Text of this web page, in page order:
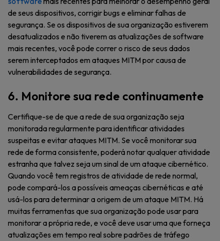
de seus dispositivos, corrigir bugs e eliminar falhas de
segurança. Se os dispositivos de sua organização estiverem
desatualizados e não tiverem as atualizações de software
mais recentes, você pode correr o risco de seus dados
serem interceptados em ataques MITM por causa de
vulnerabilidades de segurança.
6. Monitore sua rede continuamente
Certifique-se de que a rede de sua organização seja
monitorada regularmente para identificar atividades
suspeitas e evitar ataques MITM. Se você monitorar sua
rede de forma consistente, poderá notar qualquer atividade
estranha que talvez seja um sinal de um ataque cibernético.
Quando você tem registros de atividade de rede normal,
pode compará-los a possíveis ameaças cibernéticas e até
usá-los para determinar a origem de um ataque MITM. Há
muitas ferramentas que sua organização pode usar para
monitorar a própria rede, e você deve usar uma que forneça
atualizações em tempo real sobre padrões de tráfego